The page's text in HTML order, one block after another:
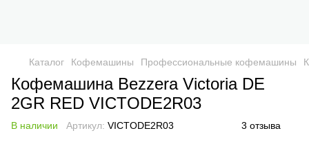
Каталог Кофемашины Профессиональные кофемашины
Кофемашина Bezzera Victoria DE
2GR RED VICTODE2R03
В наличии Артикул: VICTODE2R03 3 отзыва